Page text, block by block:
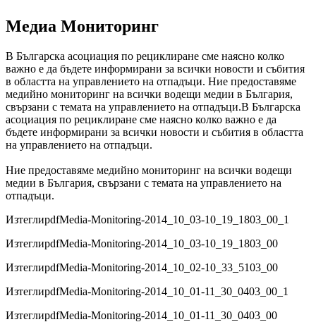
Медиа Мониторинг
В Българска асоциация по рециклиране сме наясно колко
важно е да бъдете информирани за всички новости и събития
в областта на управлението на отпадъци. Ние предоставяме
медийно мониторинг на всички водещи медии в България,
свързани с темата на управлението на отпадъци.В Българска
асоциация по рециклиране сме наясно колко важно е да
бъдете информирани за всички новости и събития в областта
на управлението на отпадъци.
Ние предоставяме медийно мониторинг на всички водещи
медии в България, свързани с темата на управлението на
отпадъци.
ИзтеглиpdfMedia-Monitoring-2014_10_03-10_19_1803_00_1
ИзтеглиpdfMedia-Monitoring-2014_10_03-10_19_1803_00
ИзтеглиpdfMedia-Monitoring-2014_10_02-10_33_5103_00
ИзтеглиpdfMedia-Monitoring-2014_10_01-11_30_0403_00_1
ИзтеглиpdfMedia-Monitoring-2014_10_01-11_30_0403_00